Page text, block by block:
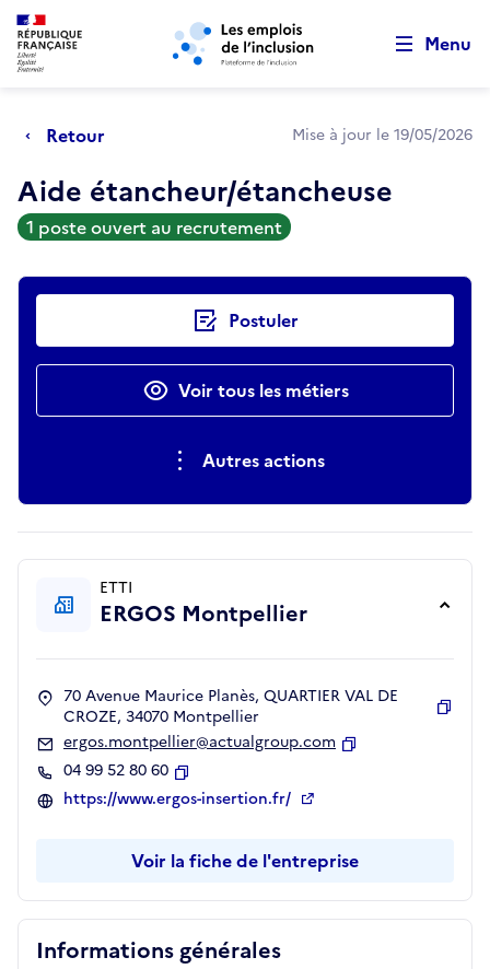
Aller au menu principal Aller au contenu principal
Menu
Retour Mise à jour le 19/05/2026
Aide étancheur/étancheuse
1 poste ouvert au recrutement
Actions rapides Postuler
Voir tous les métiers
Autres actions
Informations générales
ETTI
ERGOS Montpellier
70 Avenue Maurice Planès, QUARTIER VAL DE
CROZE, 34070 Montpellier
ergos.montpellier@actualgroup.com
04 99 52 80 60
Copier
https://www.ergos-insertion.fr/
Voir la fiche de l'entreprise
Retour au début de la page
Panneau de gestion des cookies